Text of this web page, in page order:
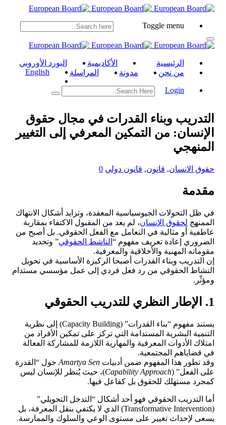
Toggle menu
الرئيسية الأكاديمية
البورد الأوروبي
من نحن
مدونة المراسلة English
Login
التدريب وبناء القدرات في مجال حقوق
الإنسان: من التمكين المعرفي إلى التغيير
المنهجي
حقوق الانسان, قانون, قانون دولي 0
مقدمة
في ظل التحولات الجيوسياسية المعقدة، وتزايد أشكال الانتهاك
الممنهج لحقوق الإنسان، لم يعد من المقبول الاكتفاء بمقاربة
عاطفية أو مثالية في التعامل مع الفعل الحقوقي. بل أصبح من
الضروري إعادة تعريف مفهوم “ الناشط الحقوقي” وتحديد
مقوماته المهنية والأخلاقية والمعرفية.
إن التدريب وبناء القدرات أصبحا الركيزة الأساسية في تحويل
النشاط الحقوقي من رد فعل فردي إلى عمل مؤسسي مستدام
ومؤثّر.
1. الإطار النظري للتدريب الحقوقي
يستند مفهوم “بناء القدرات” (Capacity Building) إلى نظرية
التنمية البشرية المستدامة التي تركز على تمكين الأفراد من
امتلاك الأدوات المعرفية والمهارية اللازمة للمشاركة الفعالة
في قضاياهم المجتمعية.
وقد تطور هذا المفهوم ضمن أدبيات Amartya Sen حول “القدرة
على الفعل” (Capability Approach)، حيث يُنظر للإنسان ليس
كمجرد مستهلك للحقوق بل كفاعل فيها.
أما التدريب الحقوقي فهو أحد أشكال “التدخل التحويلي”
(Transformative Intervention) الذي لا يكتفي بنقل المعرفة، بل
يسعى لإحداث تغيير على مستوى الوعي والسلوك والممارسة.